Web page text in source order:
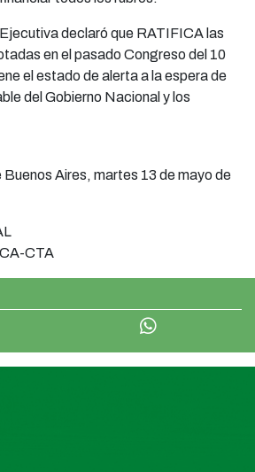
declaró que RATIFICA las
en el pasado Congreso del 10
el estado de alerta a la espera de
del Gobierno Nacional y los
Aires, martes 13 de mayo de
CTA